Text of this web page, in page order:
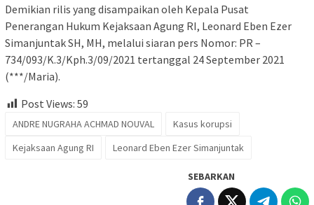
Demikian rilis yang disampaikan oleh Kepala Pusat
Penerangan Hukum Kejaksaan Agung RI, Leonard Eben Ezer
Simanjuntak SH, MH, melalui siaran pers Nomor: PR –
734/093/K.3/Kph.3/09/2021 tertanggal 24 September 2021
(***/Maria).
Post Views: 59
ANDRE NUGRAHA ACHMAD NOUVAL
Kasus korupsi
Kejaksaan Agung RI
Leonard Eben Ezer Simanjuntak
SEBARKAN